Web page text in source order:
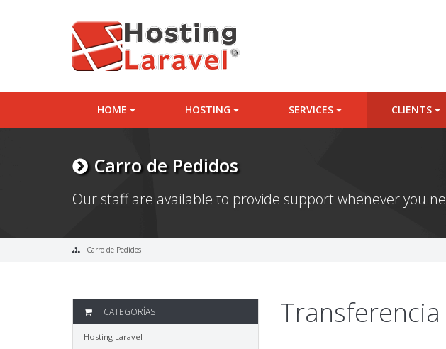
HOME HOSTING SERVICES CLIENTS
Carro de Pedidos
Our staff are available to provide support whenever you
Carro de Pedidos
CATEGORÍAS
Hosting Laravel